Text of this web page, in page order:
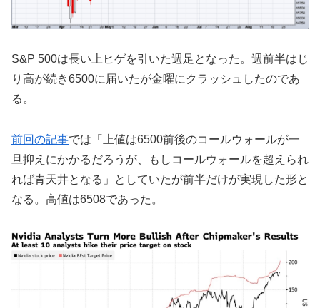
S&P 500は長い上ヒゲを引いた週足となった。週前半はじ
り高が続き6500に届いたが金曜にクラッシュしたのであ
る。
前回の記事では「上値は6500前後のコールウォールが一
旦抑えにかかるだろうが、もしコールウォールを超えられ
れば青天井となる」としていたが前半だけが実現した形と
なる。高値は6508であった。